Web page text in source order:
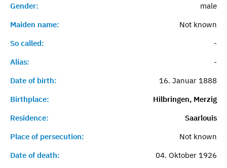
Gender:
male
Maiden name:
Not known
So called:
-
Alias:
-
Date of birth:
16. Januar 1888
Birthplace:
Hilbringen, Merzig
Residence:
Saarlouis
Place of persecution:
Not known
Date of death:
04. Oktober 1926